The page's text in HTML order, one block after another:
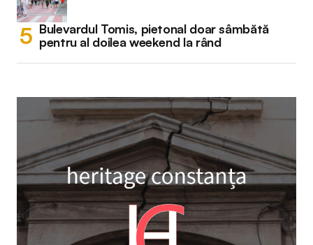
Bulevardul Tomis, pietonal doar sâmbătă
pentru al doilea weekend la rând